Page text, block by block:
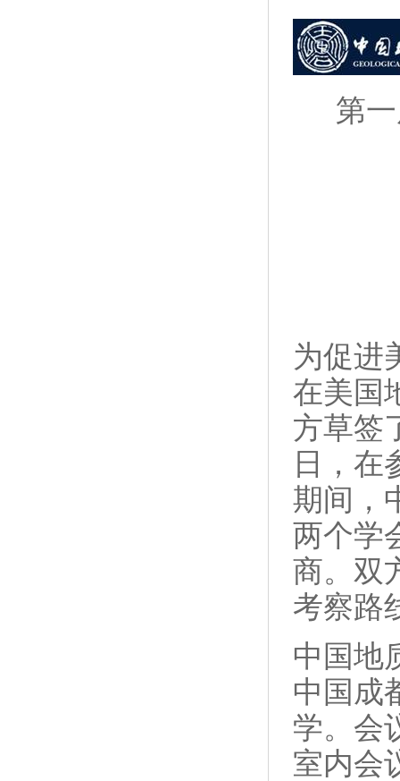
第
为促进
在美国
方草签
日，在
期间，
两个学
商。双
考察路
中国地
中国成
学。会
室内会